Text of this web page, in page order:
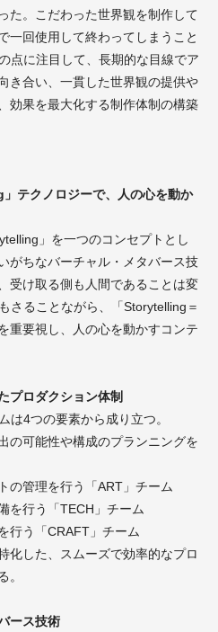
た。こだわった世界観を制作して
一回使用して終わってしまうこと
点に注目して、長期的な目線でア
き合い、一貫した世界観の提供や
効果を最大化する制作体制の構築
テクノロジーで、人の心を動か
」を一つのコンセプトとし
がちなバーチャル・メタバース技
受け取る側も人間であることは変
さることながら、「Storytelling＝
重要視し、人の心を動かすコンテ
プロダクション体制
は4つの要素から成り立つ。
の可能性や構成のプランニングを
の管理を行う「ART」チーム
を行う「TECH」チーム
行う「CRAFT」チーム
化した、スムーズで効率的なプロ
。
ース技術